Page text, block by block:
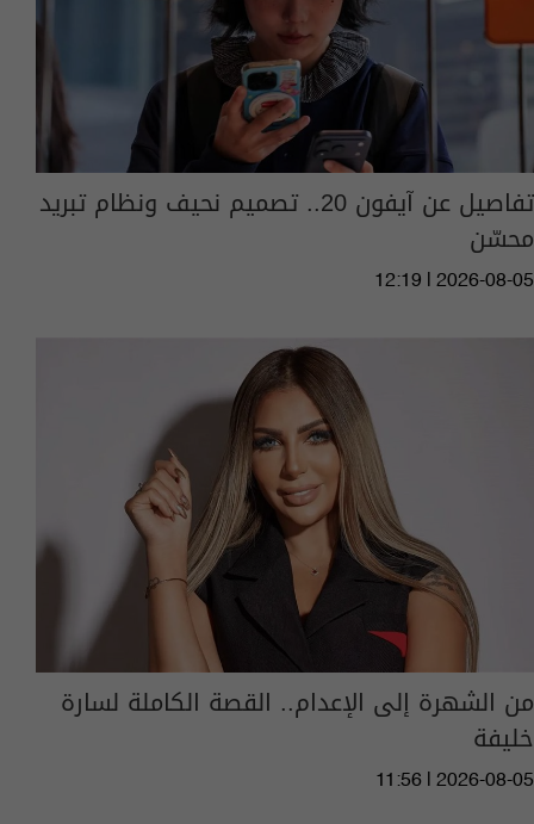
تفاصيل عن آيفون 20.. تصميم نحيف ونظام تبريد
محسّن
12:19 | 2026-08-05
من الشهرة إلى الإعدام.. القصة الكاملة لسارة
خليفة
11:56 | 2026-08-05